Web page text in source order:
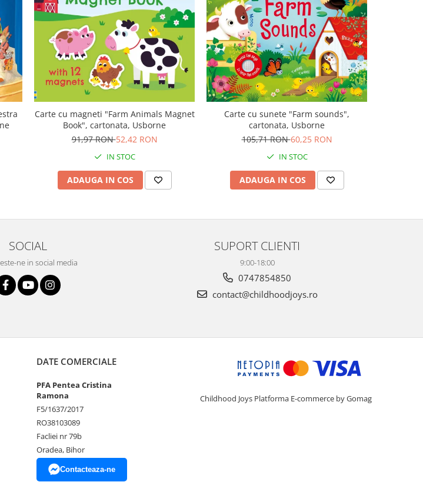
Carte cu magneti "Farm Animals Magnet
Book", cartonata, Usborne
91,97 RON52,42 RON
IN STOC
ADAUGA IN COS
Carte cu sunete "Farm sounds",
cartonata, Usborne
105,71 RON60,25 RON
IN STOC
ADAUGA IN COS
SOCIAL
ne in social media
SUPORT CLIENTI
9:00-18:00
0747854850
contact@childhoodjoys.ro
DATE COMERCIALE
PFA Pentea Cristina
Ramona
F5/1637/2017
RO38103089
Facliei nr 79b
Oradea, Bihor
Contacteaza-ne
Childhood Joys Platforma E-commerce by Gomag